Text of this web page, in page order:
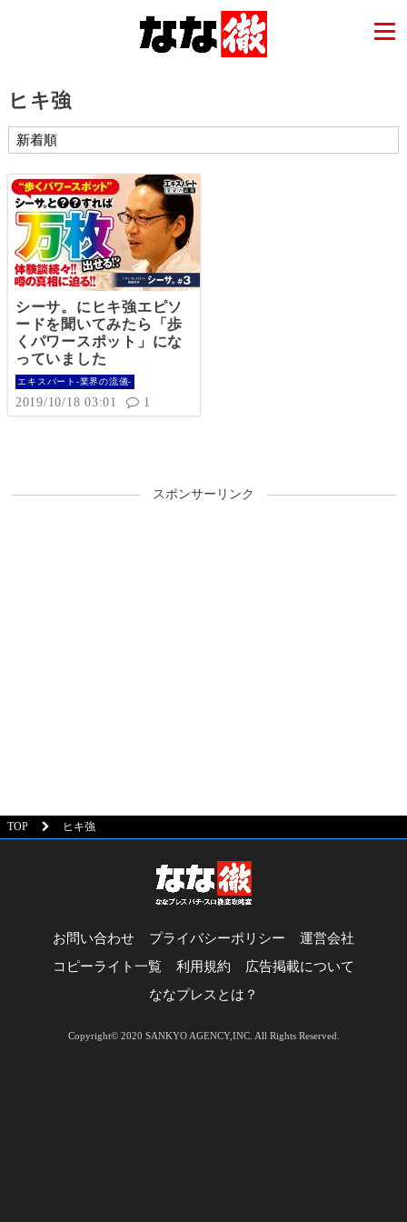
ヒキ強
シーサ。にヒキ強エピソ
ードを聞いてみたら「歩
くパワースポット」にな
っていました
エキスパート-業界の流儀-
2019/10/18 03:01 1
スポンサーリンク
TOP ヒキ強
お問い合わせ プライバシーポリシー
運営会社
コピーライト一覧
利用規約
広告掲載について
ななプレスとは？
Copyright© 2020 SANKYO AGENCY,INC. All Rights Reserved.